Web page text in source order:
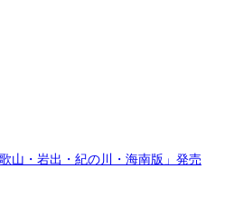
山・岩出・紀の川・海南版」発売